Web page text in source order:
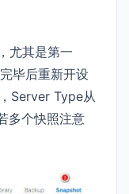
尤其是第一
毕后重新开设
Server Type从
多个快照注意